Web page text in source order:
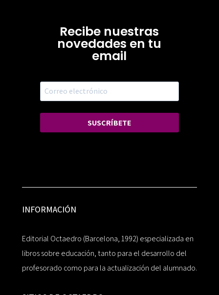
Recibe nuestras
novedades en tu
email
SUSCRÍBETE
INFORMACIÓN
Editorial Octaedro (Barcelona, 1992) especializada en
libros sobre educación, tanto para el desarrollo del
profesorado como para la actualización del alumnado.